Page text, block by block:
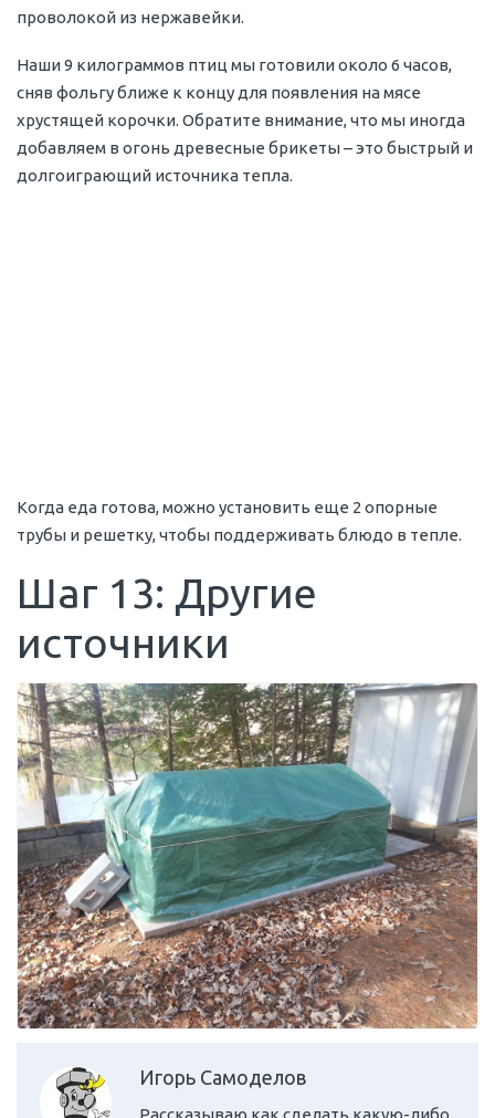
проволокой из нержавейки.
Наши 9 килограммов птиц мы готовили около 6 часов,
сняв фольгу ближе к концу для появления на мясе
хрустящей корочки. Обратите внимание, что мы иногда
добавляем в огонь древесные брикеты – это быстрый и
долгоиграющий источника тепла.
Когда еда готова, можно установить еще 2 опорные
трубы и решетку, чтобы поддерживать блюдо в тепле.
Шаг 13: Другие
источники
Игорь Самоделов